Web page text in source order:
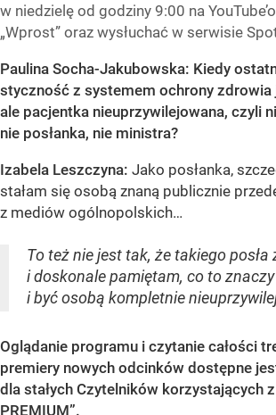
w niedzielę od godziny 9:00 na
„Wprost” oraz wysłuchać w serwisie
Paulina Socha-Jakubowska: Kiedy
styczność z systemem ochrony zdrowia
ale pacjentka nieuprzywilejowana, czyli
nie posłanka, nie ministra?
Izabela Leszczyna: Jako posłanka,
stałam się osobą znaną publicznie
z mediów ogólnopolskich…
To też nie jest tak, że takiego
i doskonale pamiętam, co to
i być osobą kompletnie
Oglądanie programu i czytanie całości
premiery nowych odcinków dostępne
dla stałych Czytelników korzystających z
PREMIUM”.